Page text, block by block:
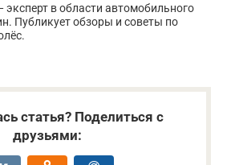
в области автомобильного
Публикует обзоры и советы по
статья? Поделиться с
друзьями: